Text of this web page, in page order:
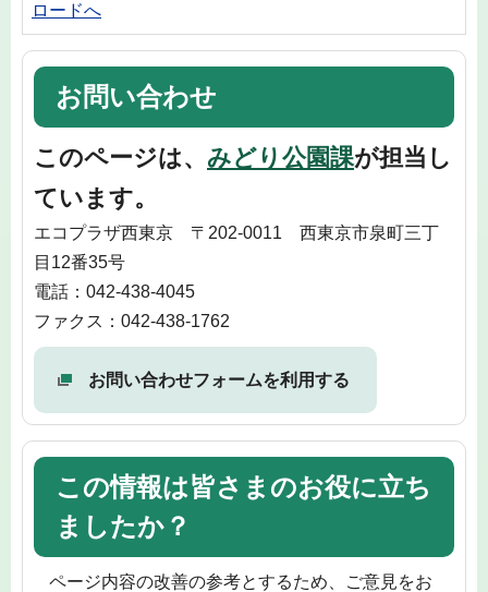
ロードへ
お問い合わせ
このページは、 みどり公園課が担当し
ています。
エコプラザ西東京 〒202-0011 西東京市泉町三丁
目12番35号
電話：042-438-4045
ファクス：042-438-1762
お問い合わせフォームを利用する
この情報は皆さまのお役に立ち
ましたか？
ページ内容の改善の参考とするため、ご意見をお